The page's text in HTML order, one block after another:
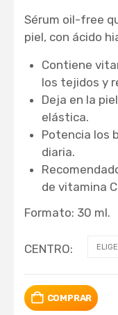
Sérum oil-free
piel, con ácido
Contiene
los tejidos y
Deja en la
elástica.
Potencia los
diaria.
de vitamina C
Formato: 30 ml.
CENTRO
COMPRAR